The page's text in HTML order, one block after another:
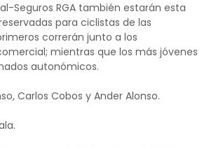
Seguros RGA también estarán esta
para ciclistas de las
correrán junto a los
mientras que los más jóvenes
autonómicos.
Carlos Cobos y Ander Alonso.